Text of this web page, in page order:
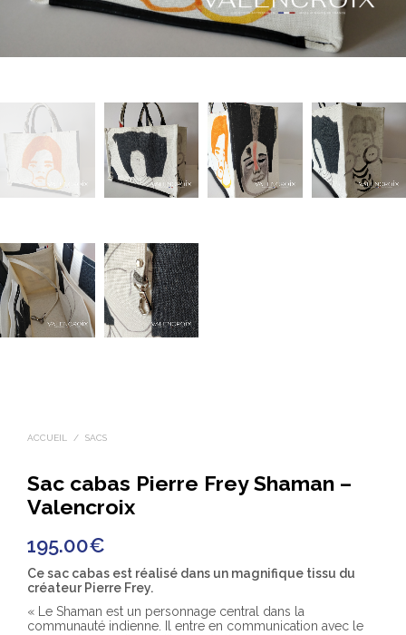
ACCUEIL / SACS
Sac cabas Pierre Frey Shaman –
Valencroix
195.00€
Ce sac cabas est réalisé dans un magnifique tissu du
créateur Pierre Frey.
« Le Shaman est un personnage central dans la
communauté indienne. Il entre en communication avec le